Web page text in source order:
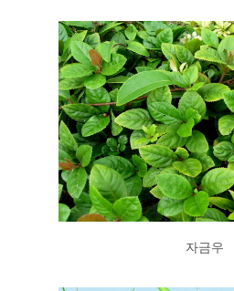
자금우